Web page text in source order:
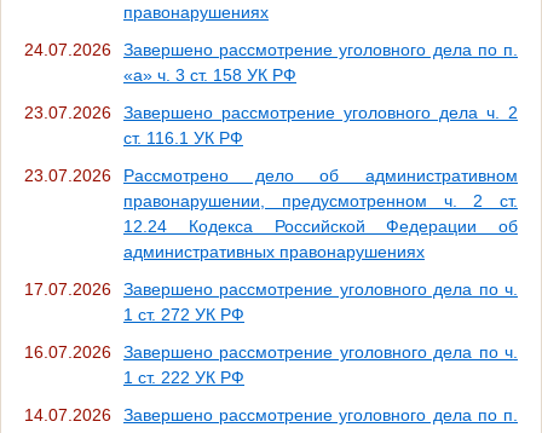
правонарушениях
24.07.2026
Завершено рассмотрение уголовного дела по п.
«а» ч. 3 ст. 158 УК РФ
23.07.2026
Завершено рассмотрение уголовного дела ч. 2
ст. 116.1 УК РФ
23.07.2026
Рассмотрено дело об административном
правонарушении, предусмотренном ч. 2 ст.
12.24 Кодекса Российской Федерации об
административных правонарушениях
17.07.2026
Завершено рассмотрение уголовного дела по ч.
1 ст. 272 УК РФ
16.07.2026
Завершено рассмотрение уголовного дела по ч.
1 ст. 222 УК РФ
14.07.2026
Завершено рассмотрение уголовного дела по п.